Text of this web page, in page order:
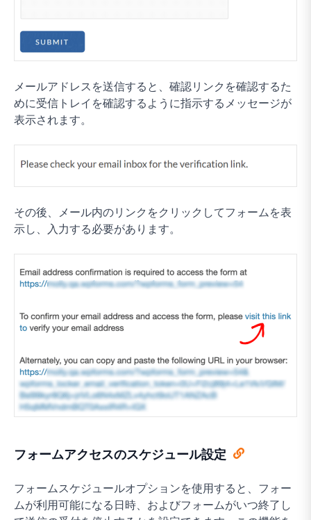
メールアドレスを送信すると、確認リンクを確認するた
めに受信トレイを確認するように指示するメッセージが
表示されます。
その後、メール内のリンクをクリックしてフォームを表
示し、入力する必要があります。
フォームアクセスのスケジュール設定
フォームスケジュールオプションを使用すると、フォー
ムが利用可能になる日時、およびフォームがいつ終了し